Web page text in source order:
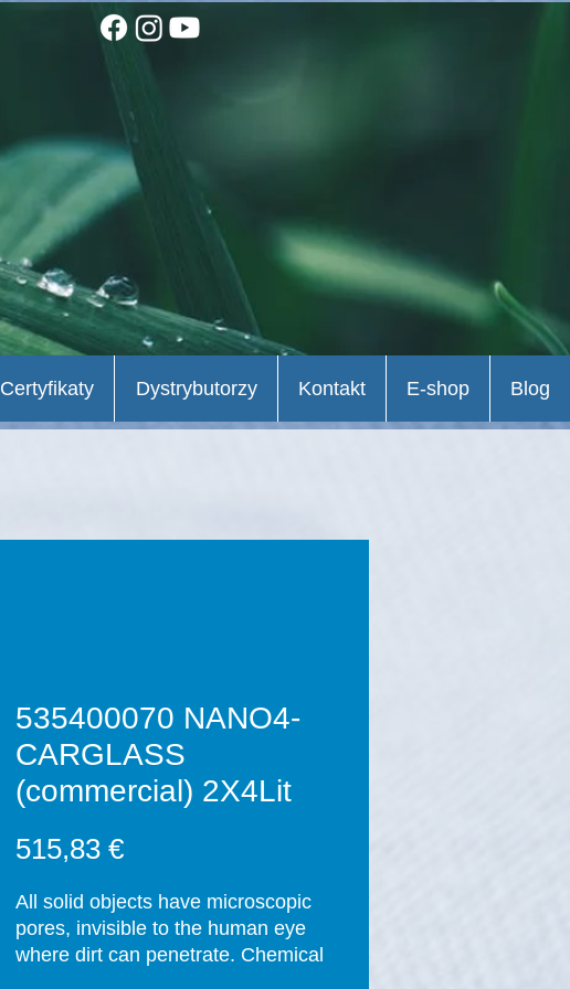
535400070 NANO4-
CARGLASS
(commercial) 2X4Lit
515,83 €Cena
All solid objects have microscopic
pores, invisible to the human eye
where dirt can penetrate. Chemical
Certyfikaty Dystrybutorzy Kontakt E-shop Blog